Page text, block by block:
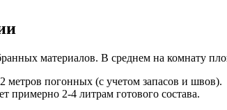
материалов. В среднем на комнату
погонных (с учетом запасов и швов).
примерно 2-4 литрам готового состава.